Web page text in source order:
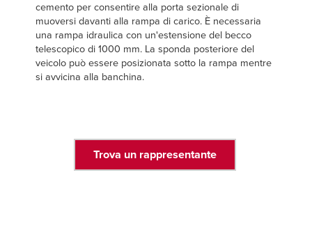
cemento per consentire alla porta sezionale di
muoversi davanti alla rampa di carico. È necessaria
una rampa idraulica con un'estensione del becco
telescopico di 1000 mm. La sponda posteriore del
veicolo può essere posizionata sotto la rampa mentre
si avvicina alla banchina.
Trova un rappresentante